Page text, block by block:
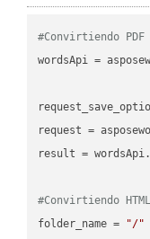
#Convirtiendo PDF
wordsApi =
request =
result =
#Convirtiendo
folder_name =
"/"